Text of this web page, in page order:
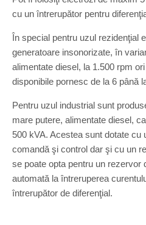
cu un întrerupător pentru
În special pentru uzul rezidenţial
generatoare insonorizate, în
alimentate diesel, la 1.500 rpm
disponibile pornesc de la 6 până
Pentru uzul industrial sunt
mare putere, alimentate diesel,
500 kVA. Acestea sunt dotate cu
comandă şi control dar şi cu un
se poate opta pentru un rezervor
automată la întreruperea
întrerupător de diferenţial.